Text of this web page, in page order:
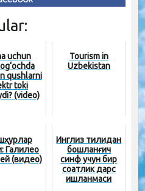
uchun
qushlarni
toki
(video)
Tourism in
Uzbekistan
Галилео
(видео)
Инглиз тилидан
бошланғич
синф учун бир
соатлик дарс
ишланмаси